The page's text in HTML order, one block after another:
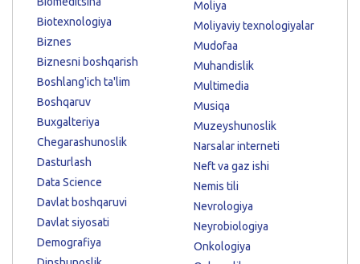
Biotexnologiya
Biznes
Biznesni boshqarish
Boshlang'ich ta'lim
Boshqaruv
Buxgalteriya
Chegarashunoslik
Dasturlash
Data Science
Davlat boshqaruvi
Davlat siyosati
Demografiya
Moliya
Moliyaviy texnologiyalar
Mudofaa
Muhandislik
Multimedia
Musiqa
Muzeyshunoslik
Narsalar interneti
Neft va gaz ishi
Nemis tili
Nevrologiya
Neyrobiologiya
Onkologiya